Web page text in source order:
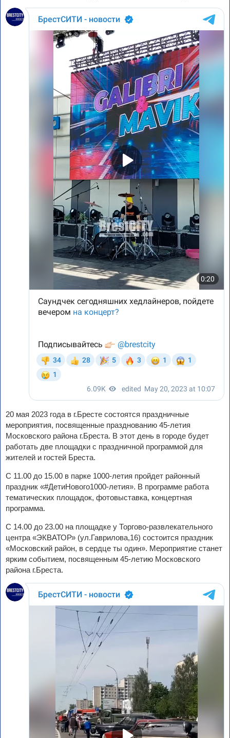
20 мая 2023 года в г.Бресте состоятся праздничные
мероприятия, посвященные празднованию 45-летия
Московского района г.Бреста. В этот день в городе будет
работать две площадки с праздничной программой для
жителей и гостей Бреста.
С 11.00 до 15.00 в парке 1000-летия пройдет районный
праздник «#ДетиНового1000-летия». В программе работа
тематических площадок, фотовыставка, концертная
программа.
С 14.00 до 23.00 на площадке у Торгово-развлекательного
центра «ЭКВАТОР» (ул.Гаврилова,16) состоится праздник
«Московский район, в сердце ты один». Мероприятие станет
ярким событием, посвященным 45-летию Московского
района г.Бреста.